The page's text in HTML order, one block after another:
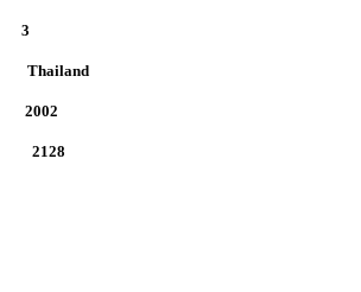
3
2128